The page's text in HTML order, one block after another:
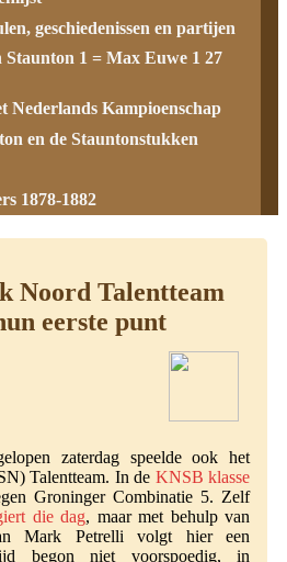
geschiedenissen en partijen
1 = Max Euwe 1 27
Nederlands Kampioenschap
en de Stauntonstukken
1878-1882
Noord Talentteam
eerste punt
zaterdag speelde ook het
Talentteam. In de KNSB klasse
Groninger Combinatie 5. Zelf
die dag, maar met behulp van
Mark Petrelli volgt hier een
begon niet voorspoedig, in